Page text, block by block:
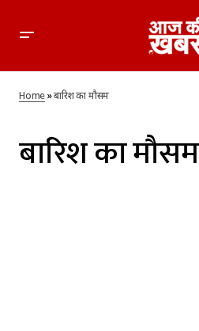
Home»बारिश का मौसम
बारिश का मौसम